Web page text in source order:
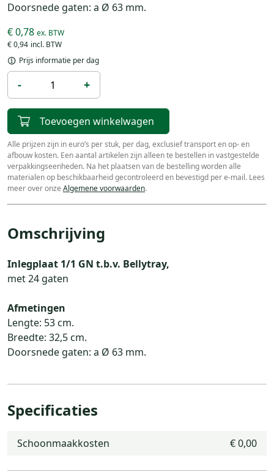
Doorsnede gaten: a Ø 63 mm.
€ 0,94
€ 0,78
Prijs informatie per dag
- +
Toevoegen winkelwagen
Alle prijzen zijn in euro’s per stuk, per dag, exclusief transport en op- en
afbouw kosten. Een aantal artikelen zijn alleen te bestellen in vastgestelde
verpakkingseenheden. Na het plaatsen van de bestelling worden alle
materialen op beschikbaarheid gecontroleerd en bevestigd per e-mail. Lees
meer over onze Algemene voorwaarden.
Omschrijving
Inlegplaat 1/1 GN t.b.v. Bellytray,
met 24 gaten
Afmetingen
Lengte: 53 cm.
Breedte: 32,5 cm.
Doorsnede gaten: a Ø 63 mm.
Specificaties
Schoonmaakkosten € 0,00